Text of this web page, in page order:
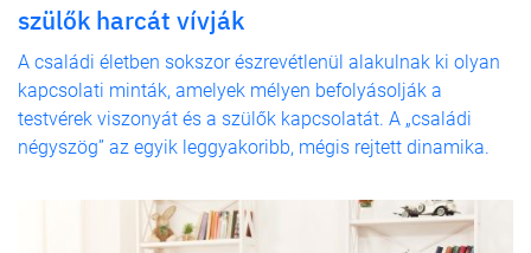
szülők harcát vívják
A családi életben sokszor észrevétlenül alakulnak ki olyan
kapcsolati minták, amelyek mélyen befolyásolják a
testvérek viszonyát és a szülők kapcsolatát. A „családi
négyszög” az egyik leggyakoribb, mégis rejtett dinamika.